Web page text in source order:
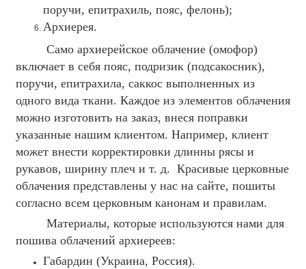
поручи, епитрахиль, пояс, фелонь);
Архиерея.
Само архиерейское облачение (омофор)
включает в себя пояс, подризик (подсакосник),
поручи, епитрахила, саккос выполненных из
одного вида ткани. Каждое из элементов облачения
можно изготовить на заказ, внеся поправки
указанные нашим клиентом. Например, клиент
может внести корректировки длинны рясы и
рукавов, ширину плеч и т. д. Красивые церковные
облачения представлены у нас на сайте, пошиты
согласно всем церковным канонам и правилам.
Материалы, которые используются нами для
пошива облачений архиереев:
Габардин (Украина, Россия).